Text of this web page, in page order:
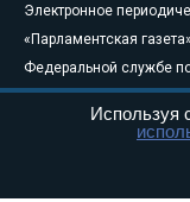
Электронное
«Парламентская
Федеральной службе
связи,
массовых
Свидетельство о
Используя